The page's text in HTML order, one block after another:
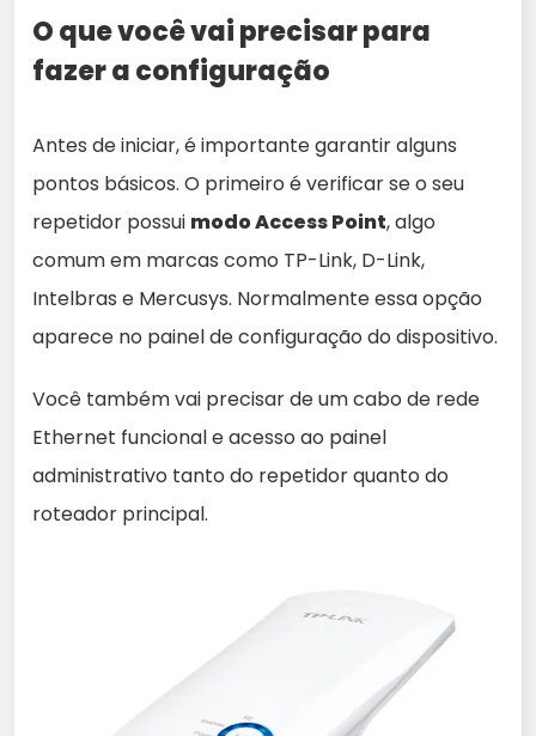
O que você vai precisar para
fazer a configuração
Antes de iniciar, é importante garantir alguns
pontos básicos. O primeiro é verificar se o seu
repetidor possui modo Access Point, algo
comum em marcas como TP-Link, D-Link,
Intelbras e Mercusys. Normalmente essa opção
aparece no painel de configuração do dispositivo.
Você também vai precisar de um cabo de rede
Ethernet funcional e acesso ao painel
administrativo tanto do repetidor quanto do
roteador principal.